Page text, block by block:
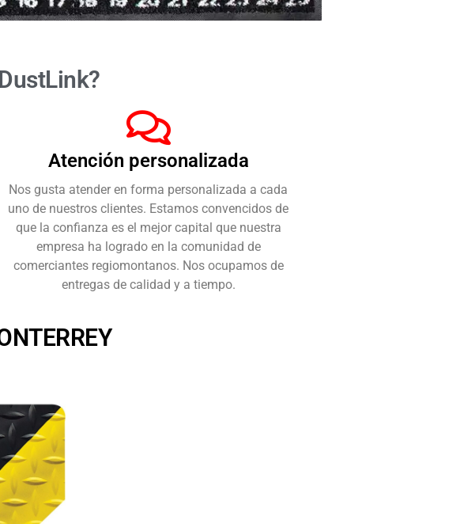
Atención personalizada
Nos gusta atender en forma personalizada a cada
uno de nuestros clientes. Estamos convencidos de
que la confianza es el mejor capital que nuestra
empresa ha logrado en la comunidad de
comerciantes regiomontanos. Nos ocupamos de
entregas de calidad y a tiempo.